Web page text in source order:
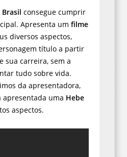
consegue cumprir
Apresenta um filme
diversos aspectos,
título a partir
sua carreira, sem a
tudo sobre vida.
da apresentadora,
apresentada uma Hebe
aspectos.